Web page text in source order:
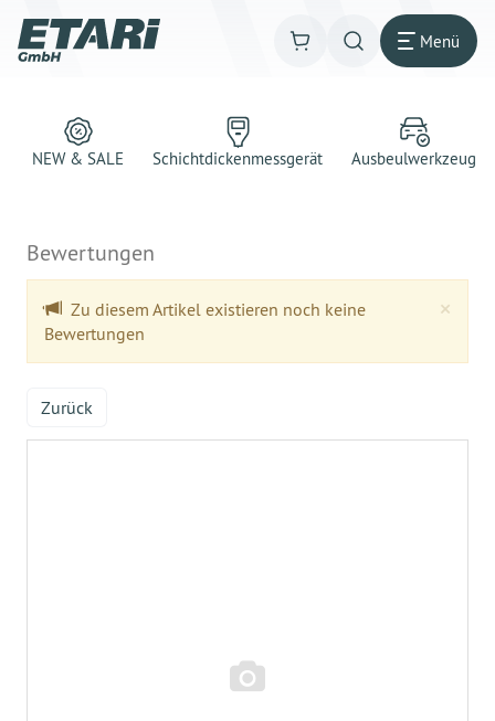
Menü
NEW & SALE Schichtdickenmessgerät Ausbeulwerkzeug
Bewertungen
×
Zu diesem Artikel existieren noch keine
Bewertungen
Zurück